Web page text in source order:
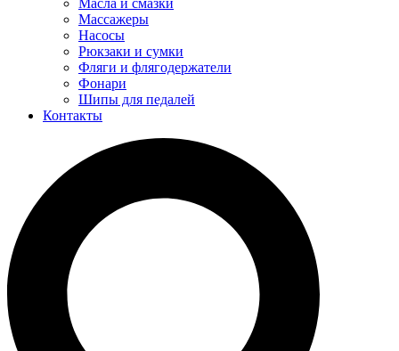
Масла и смазки
Массажеры
Насосы
Рюкзаки и сумки
Фляги и флягодержатели
Фонари
Шипы для педалей
Контакты